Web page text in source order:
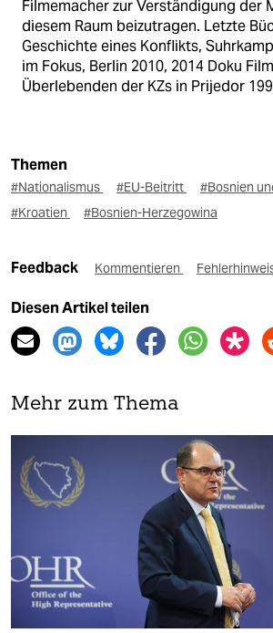
Filmemacher zur Verständigung der
diesem Raum beizutragen. Letzte
Geschichte eines Konflikts,
im Fokus, Berlin 2010, 2014 Doku
Überlebenden der KZs in Prijedor
Themen
#Nationalismus #EU-Beitritt
#Bosnien
#Kroatien
#Bosnien-Herzegowina
Feedback Kommentieren
Diesen Artikel teilen
Mehr zum Thema